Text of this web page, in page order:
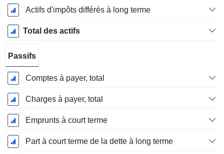
Actifs d'impôts différés à long terme
Total des actifs
Passifs
Comptes à payer, total
Charges à payer, total
Emprunts à court terme
Part à court terme de la dette à long terme